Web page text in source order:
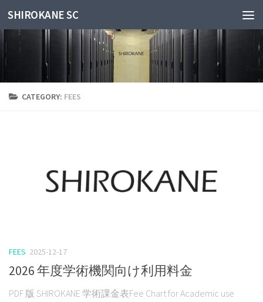
Skip to content
SHIROKANE SC
CATEGORY: FEES
FEES 2025-12-17
2026 年度学術機関向け利用料金
PDF 版 SHIROKANE 学術課金表Fee Chart for Academic use